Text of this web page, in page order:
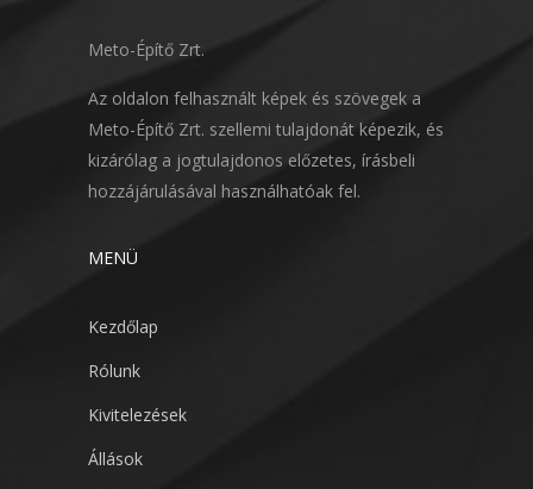
Meto-Építő Zrt.
Az oldalon felhasznált képek és szövegek a
Meto-Építő Zrt. szellemi tulajdonát képezik, és
kizárólag a jogtulajdonos előzetes, írásbeli
hozzájárulásával használhatóak fel.
MENÜ
Kezdőlap
Rólunk
Kivitelezések
Állások